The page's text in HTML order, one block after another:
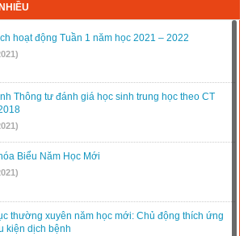
hoạt động Tuần 1 năm học 2021 – 2022
Thông tư đánh giá học sinh trung học theo CT
Biểu Năm Học Mới
thường xuyên năm học mới: Chủ động thích ứng
kiện dịch bệnh